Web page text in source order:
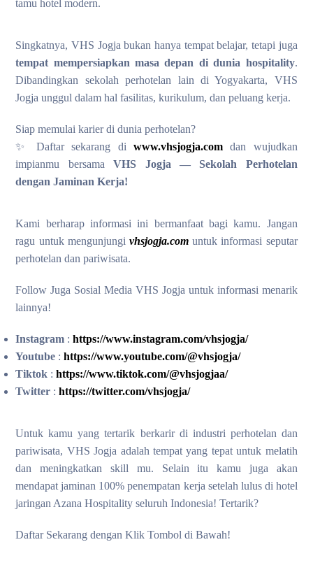
tamu hotel modern.
Singkatnya, VHS Jogja bukan hanya tempat belajar, tetapi juga
tempat mempersiapkan masa depan di dunia hospitality.
Dibandingkan sekolah perhotelan lain di Yogyakarta, VHS
Jogja unggul dalam hal fasilitas, kurikulum, dan peluang kerja.
Siap memulai karier di dunia perhotelan?
✨ Daftar sekarang di www.vhsjogja.comdan wujudkan
impianmu bersamaVHS Jogja — Sekolah Perhotelan
dengan Jaminan Kerja!
Kami berharap informasi ini bermanfaat bagi kamu. Jangan
ragu untuk mengunjungi vhsjogja.com untuk informasi seputar
perhotelan dan pariwisata.
Follow Juga Sosial Media VHS Jogja untuk informasi menarik
lainnya!
Instagram : https://www.instagram.com/vhsjogja/
Youtube : https://www.youtube.com/@vhsjogja/
Tiktok : https://www.tiktok.com/@vhsjogjaa/
Twitter :https://twitter.com/vhsjogja/
Untuk kamu yang tertarik berkarir di industri perhotelan dan
pariwisata, VHS Jogja adalah tempat yang tepat untuk melatih
dan meningkatkan skill mu. Selain itu kamu juga akan
mendapat jaminan 100% penempatan kerja setelah lulus di hotel
jaringan Azana Hospitality seluruh Indonesia! Tertarik?
Daftar Sekarang dengan Klik Tombol di Bawah!